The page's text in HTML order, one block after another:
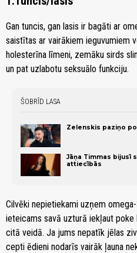
Gan tuncis, gan lasis ir bagāti ar
saistītas ar vairākiem ieguvumiem
holesterīna līmeni, zemāku sirds
un pat uzlabotu seksuālo funkciju.
ŠOBRĪD LASA
Zelenskis paziņo
Jāņa Timmas bijusī
attiecībās
Cilvēki nepietiekami uzņem
ieteicams savā uzturā iekļaut
citā veidā. Ja jums nepatīk jēlas
cepti ēdieni nodarīs vairāk ļauna